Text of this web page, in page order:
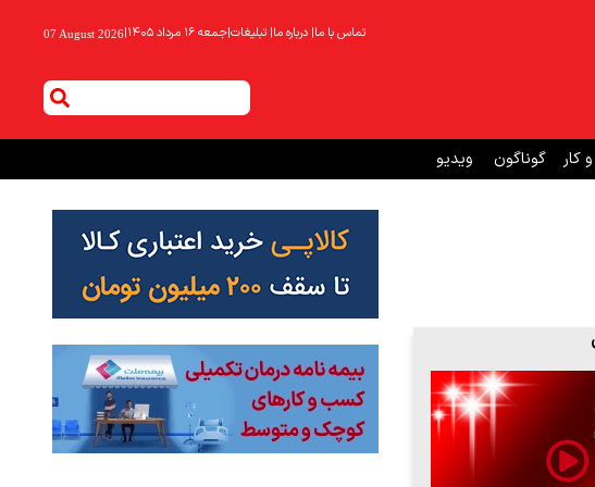
تماس با ما| درباره ما| تبلیغات|جمعه ۱۶ مرداد ۱۴۰۵ |
07 August 2026
کار گوناگون ویدیو